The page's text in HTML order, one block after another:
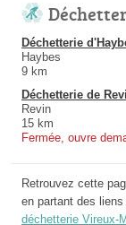
Déchetterie
Haybes
9 km
Déchetterie de
Revin
15 km
Fermée, ouvre
Retrouvez cette
en partant des liens
déchetterie Vireux-